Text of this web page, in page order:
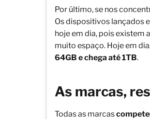
Por último, se nos
Os dispositivos lançados
hoje em dia, pois existem
muito espaço. Hoje em
64GB e chega até 1TB.
As marcas,
Todas as marcas